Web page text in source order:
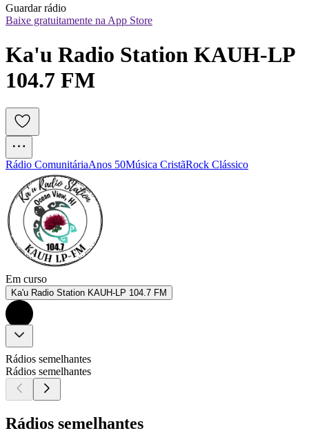
Guardar rádio
Baixe gratuitamente na App Store
Ka'u Radio Station KAUH-LP
104.7 FM
Rádio ComunitáriaAnos 50Música CristãRock Clássico
Em curso
Ka'u Radio Station KAUH-LP 104.7 FM
Rádios semelhantes
Rádios semelhantes
Rádios semelhantes